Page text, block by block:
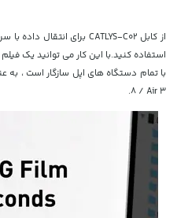
8 / Air 3.